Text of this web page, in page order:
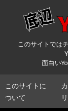
このサイトでは
面白い
このサイトに
ついて